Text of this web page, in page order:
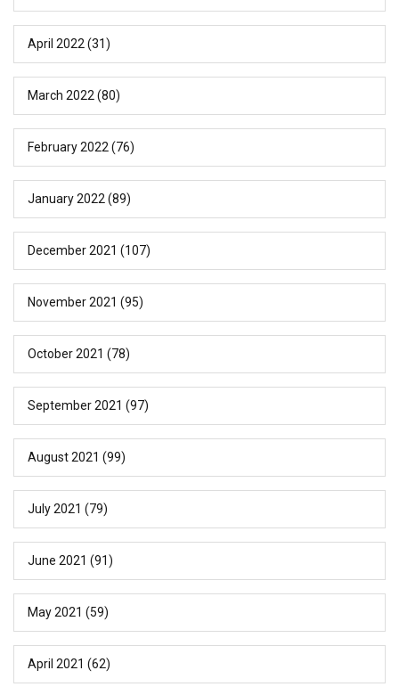
April 2022 (31)
March 2022 (80)
February 2022 (76)
January 2022 (89)
December 2021 (107)
November 2021 (95)
October 2021 (78)
September 2021 (97)
August 2021 (99)
July 2021 (79)
June 2021 (91)
May 2021 (59)
April 2021 (62)